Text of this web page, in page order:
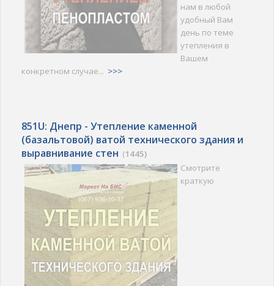
нам в любой
удобный Вам
день по теме
утепления в
Вашем
конкретном случае... >>>
851U: Днепр - Утепление каменной
(базальтовой) ватой технического здания и
выравнивание стен (1445)
Смотрите
краткую